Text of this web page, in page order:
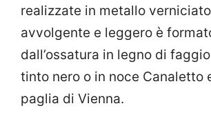
realizzate in metallo
avvolgente e leggero è
dall’ossatura in legno di
tinto nero o in noce Canaletto
paglia di Vienna.